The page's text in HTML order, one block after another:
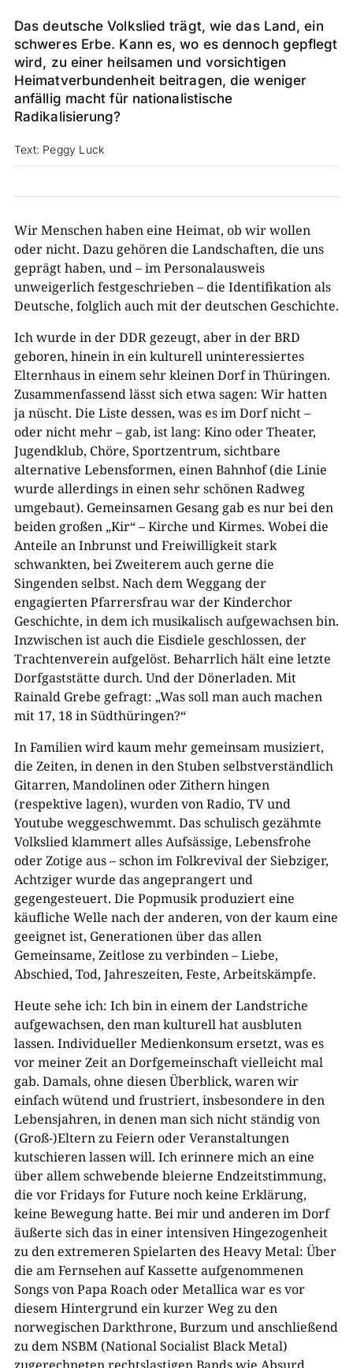
Das deutsche Volkslied trägt, wie das Land, ein
schweres Erbe. Kann es, wo es dennoch gepflegt
wird, zu einer heilsamen und vorsichtigen
Heimatverbundenheit beitragen, die weniger
anfällig macht für nationalistische
Radikalisierung?
Text: Peggy Luck
Wir Menschen haben eine Heimat, ob wir wollen
oder nicht. Dazu gehören die Landschaften, die uns
geprägt haben, und – im Personalausweis
unweigerlich festgeschrieben – die Identifikation als
Deutsche, folglich auch mit der deutschen Geschichte.
Ich wurde in der DDR gezeugt, aber in der BRD
geboren, hinein in ein kulturell uninteressiertes
Elternhaus in einem sehr kleinen Dorf in Thüringen.
Zusammenfassend lässt sich etwa sagen: Wir hatten
ja nüscht. Die Liste dessen, was es im Dorf nicht –
oder nicht mehr – gab, ist lang: Kino oder Theater,
Jugendklub, Chöre, Sportzentrum, sichtbare
alternative Lebensformen, einen Bahnhof (die Linie
wurde allerdings in einen sehr schönen Radweg
umgebaut). Gemeinsamen Gesang gab es nur bei den
beiden großen „Kir“ – Kirche und Kirmes. Wobei die
Anteile an Inbrunst und Freiwilligkeit stark
schwankten, bei Zweiterem auch gerne die
Singenden selbst. Nach dem Weggang der
engagierten Pfarrersfrau war der Kinderchor
Geschichte, in dem ich musikalisch aufgewachsen bin.
Inzwischen ist auch die Eisdiele geschlossen, der
Trachtenverein aufgelöst. Beharrlich hält eine letzte
Dorfgaststätte durch. Und der Dönerladen. Mit
Rainald Grebe gefragt: „Was soll man auch machen
mit 17, 18 in Südthüringen?“
In Familien wird kaum mehr gemeinsam musiziert,
die Zeiten, in denen in den Stuben selbstverständlich
Gitarren, Mandolinen oder Zithern hingen
(respektive lagen), wurden von Radio, TV und
Youtube weggeschwemmt. Das schulisch gezähmte
Volkslied klammert alles Aufsässige, Lebensfrohe
oder Zotige aus – schon im Folkrevival der Siebziger,
Achtziger wurde das angeprangert und
gegengesteuert. Die Popmusik produziert eine
käufliche Welle nach der anderen, von der kaum eine
geeignet ist, Generationen über das allen
Gemeinsame, Zeitlose zu verbinden – Liebe,
Abschied, Tod, Jahreszeiten, Feste, Arbeitskämpfe.
Heute sehe ich: Ich bin in einem der Landstriche
aufgewachsen, den man kulturell hat ausbluten
lassen. Individueller Medienkonsum ersetzt, was es
vor meiner Zeit an Dorfgemeinschaft vielleicht mal
gab. Damals, ohne diesen Überblick, waren wir
einfach wütend und frustriert, insbesondere in den
Lebensjahren, in denen man sich nicht ständig von
(Groß-)Eltern zu Feiern oder Veranstaltungen
kutschieren lassen will. Ich erinnere mich an eine
über allem schwebende bleierne Endzeitstimmung,
die vor Fridays for Future noch keine Erklärung,
keine Bewegung hatte. Bei mir und anderen im Dorf
äußerte sich das in einer intensiven Hingezogenheit
zu den extremeren Spielarten des Heavy Metal: Über
die am Fernsehen auf Kassette aufgenommenen
Songs von Papa Roach oder Metallica war es vor
diesem Hintergrund ein kurzer Weg zu den
norwegischen Darkthrone, Burzum und anschließend
zu dem NSBM (National Socialist Black Metal)